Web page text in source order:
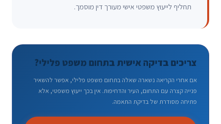
תחליף לייעוץ משפטי אישי מעורך דין מוסמך.
צריכים בדיקה אישית בתחום משפט פלילי?
אם אחרי הקריאה נשארה שאלה בתחום משפט פלילי, אפשר להשאיר
פנייה קצרה עם התחום, העיר והדחיפות. אין בכך ייעוץ משפטי, אלא
פתיחה מסודרת של בדיקת התאמה.